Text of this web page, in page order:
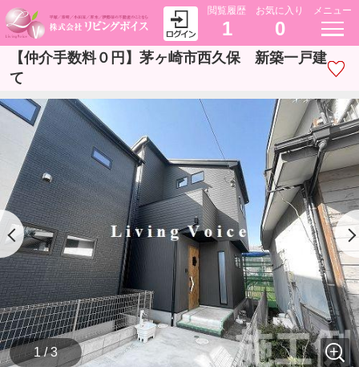
閲覧履歴
1
お気に入り
0
メニュー
【仲介手数料０円】茅ヶ崎市西久保 新築一戸建
て
1 / 3